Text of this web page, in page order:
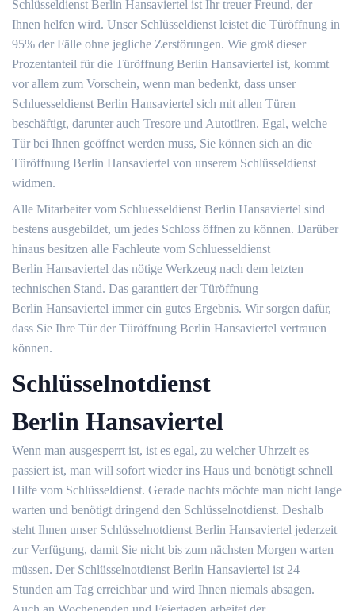
Schlüsseldienst Berlin Hansaviertel ist Ihr treuer Freund, der
Ihnen helfen wird. Unser Schlüsseldienst leistet die Türöffnung in
95% der Fälle ohne jegliche Zerstörungen. Wie groß dieser
Prozentanteil für die Türöffnung Berlin Hansaviertel ist, kommt
vor allem zum Vorschein, wenn man bedenkt, dass unser
Schluesseldienst Berlin Hansaviertel sich mit allen Türen
beschäftigt, darunter auch Tresore und Autotüren. Egal, welche
Tür bei Ihnen geöffnet werden muss, Sie können sich an die
Türöffnung Berlin Hansaviertel von unserem Schlüsseldienst
widmen.
Alle Mitarbeiter vom Schluesseldienst Berlin Hansaviertel sind
bestens ausgebildet, um jedes Schloss öffnen zu können. Darüber
hinaus besitzen alle Fachleute vom Schluesseldienst
Berlin Hansaviertel das nötige Werkzeug nach dem letzten
technischen Stand. Das garantiert der Türöffnung
Berlin Hansaviertel immer ein gutes Ergebnis. Wir sorgen dafür,
dass Sie Ihre Tür der Türöffnung Berlin Hansaviertel vertrauen
können.
Schlüsselnotdienst
Berlin Hansaviertel
Wenn man ausgesperrt ist, ist es egal, zu welcher Uhrzeit es
passiert ist, man will sofort wieder ins Haus und benötigt schnell
Hilfe vom Schlüsseldienst. Gerade nachts möchte man nicht lange
warten und benötigt dringend den Schlüsselnotdienst. Deshalb
steht Ihnen unser Schlüsselnotdienst Berlin Hansaviertel jederzeit
zur Verfügung, damit Sie nicht bis zum nächsten Morgen warten
müssen. Der Schlüsselnotdienst Berlin Hansaviertel ist 24
Stunden am Tag erreichbar und wird Ihnen niemals absagen.